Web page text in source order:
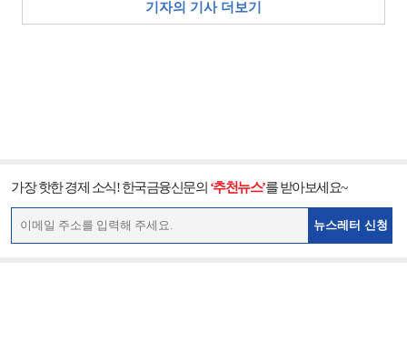
기자의 기사 더보기
가장 핫한 경제 소식! 한국금융신문의 ‘추천뉴스’를 받아보세요~
뉴스레터 신청